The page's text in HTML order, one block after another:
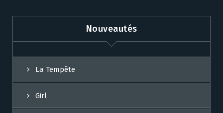
Nouveautés
La Tempête
Girl